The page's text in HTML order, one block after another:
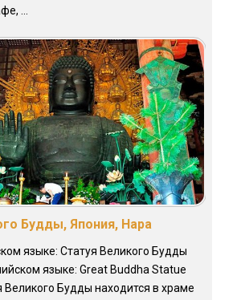
...
Будды, Япония, Нара
языке: Статуя Великого Будды
языке: Great Buddha Statue
Великого Будды находится в храме